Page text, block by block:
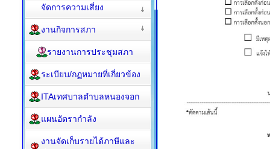
จัดการความเสี่ยง
งานกิจการสภา
รายงานการประชุมสภา
ระเบียบ/กฏหมายที่เกี่ยวข้อง
ITAเทศบาลตำบลหนองจอก
แผนอัตรากำลัง
งานจัดเก็บรายได้ภาษีและ